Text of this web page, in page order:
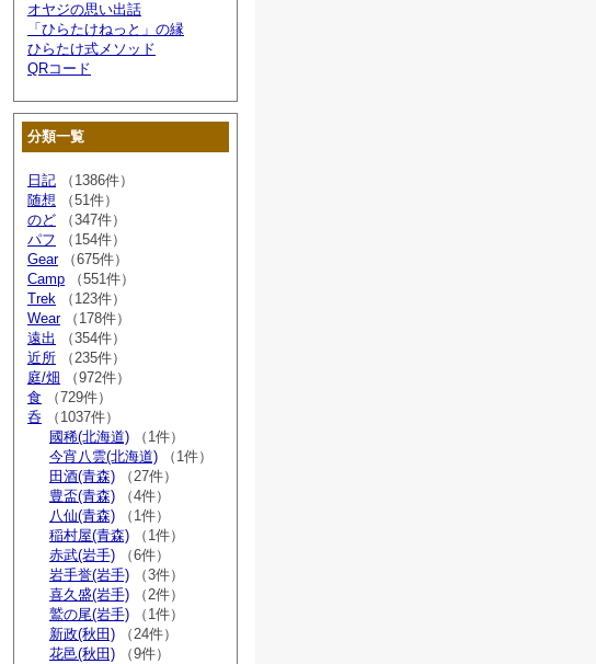
オヤジの思い出話
「ひらたけねっと」の縁
ひらたけ式メソッド
QRコード
分類一覧
日記 （1386件）
随想 （51件）
のど （347件）
パフ （154件）
Gear（675件）
Camp （551件）
Trek （123件）
Wear（178件）
遠出
（354件）
近所 （235件）
庭/畑 （972件）
食 （729件）
呑 （1037件）
國稀(北海道) （1件）
今宵八雲(北海道) （1件）
田酒(青森) （27件）
豊盃(青森) （4件）
八仙(青森) （1件）
稲村屋(青森) （1件）
赤武(岩手) （6件）
岩手誉(岩手) （3件）
喜久盛(岩手) （2件）
鷲の尾(岩手) （1件）
新政(秋田) （24件）
花邑(秋田) （9件）